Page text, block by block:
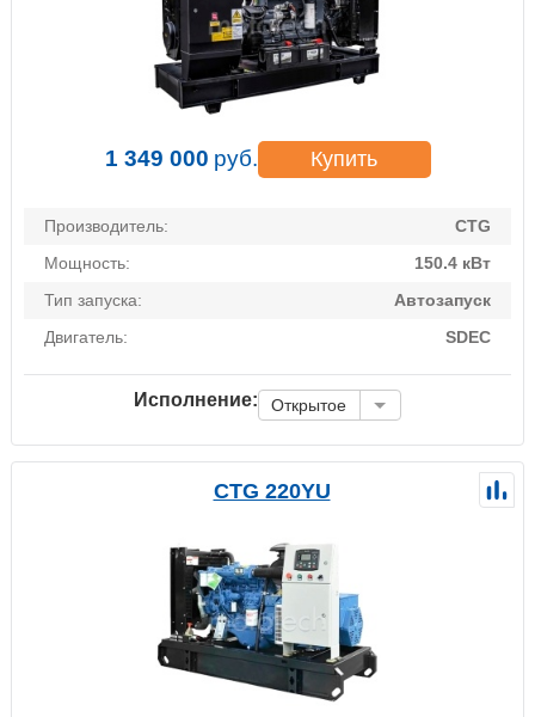
1 349 000 руб. Купить
Производитель:
CTG
Мощность:
150.4 кВт
Тип запуска:
Автозапуск
Двигатель:
SDEC
Исполнение: Открытое
CTG 220YU